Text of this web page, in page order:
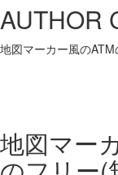
AUTHOR
地図マーカー風のATM
地図マー